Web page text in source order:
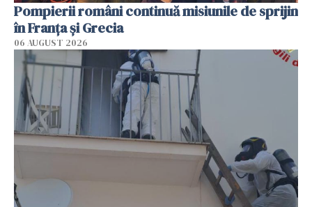
Pompierii români continuă misiunile de sprijin
în Franţa şi Grecia
06 AUGUST 2026